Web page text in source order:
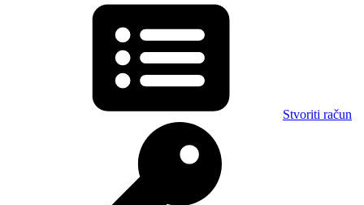
Stvoriti račun